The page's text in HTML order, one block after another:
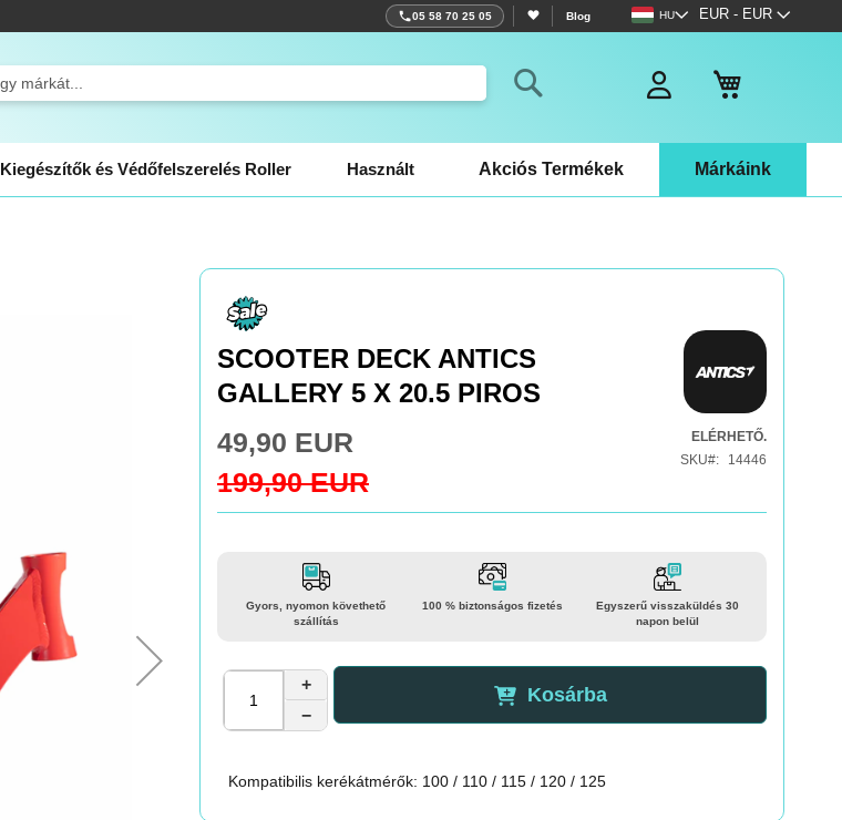
Pénznem
EUR - EUR
NyelvHU
05 58 70 25 05 Blog
Kiegészítők és Védőfelszerelés Roller Használt Akciós Termékek Márkáink
SCOOTER DECK ANTICS
GALLERY 5 X 20.5 PIROS
Special
Price
49,90 EUR
199,90 EUR
ELÉRHETŐ.
SKU
14446
Gyors, nyomon követhető
szállítás
100 % biztonságos fizetés
Egyszerű visszaküldés 30
napon belül
+
−
Kosárba
Kompatibilis kerékátmérők: 100 / 110 / 115 / 120 / 125